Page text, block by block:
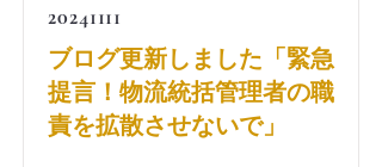
20241111
ブログ更新しました「緊急
提言！物流統括管理者の職
責を拡散させないで」